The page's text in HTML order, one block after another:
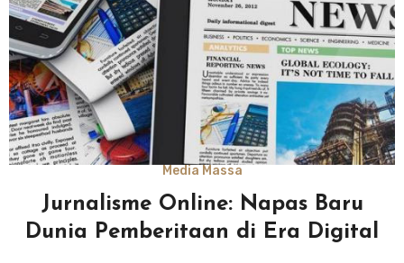
Media Massa
Jurnalisme Online: Napas Baru
Dunia Pemberitaan di Era Digital